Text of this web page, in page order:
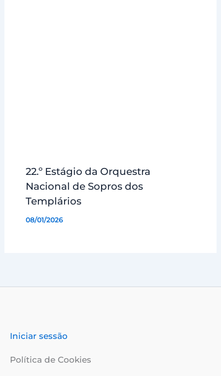
22.º Estágio da Orquestra
Nacional de Sopros dos
Templários
08/01/2026
Iniciar sessão
Política de Cookies